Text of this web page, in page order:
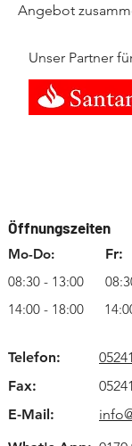
Angebot
Unser Partner
Öffnungszeiten
Mo-Do: Fr:
08:30 - 13:00
14:00 - 18:00
Telefon:
Fax:
E-Mail: